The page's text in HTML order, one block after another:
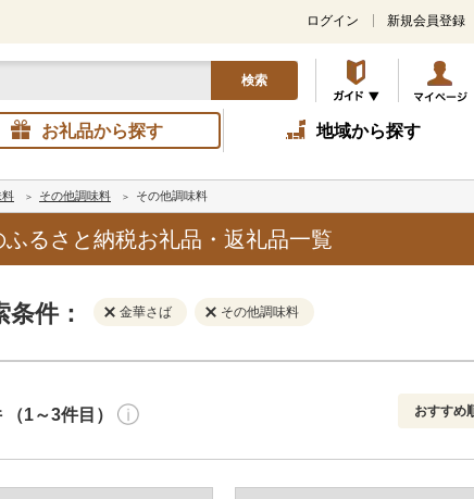
ログイン 新規会員登録
検索
お礼品から探す 地域から探す
料 その他調味料 その他調味料
ふるさと納税お礼品・返礼品一覧
条件： 金華さば その他調味料
解除
（1～3件目） おすすめ
新着順